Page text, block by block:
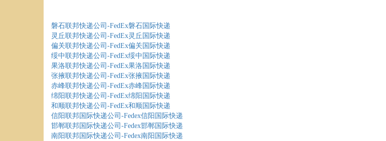
磐石联邦快递公司-FedEx磐石国际快递
灵丘联邦快递公司-FedEx灵丘国际快递
偏关联邦快递公司-FedEx偏关国际快递
绥中联邦快递公司-FedEx绥中国际快递
果洛联邦快递公司-FedEx果洛国际快递
张掖联邦快递公司-FedEx张掖国际快递
赤峰联邦快递公司-FedEx赤峰国际快递
绵阳联邦快递公司-FedEx绵阳国际快递
和顺联邦快递公司-FedEx和顺国际快递
信阳联邦国际快递公司-Fedex信阳国际快递
邯郸联邦国际快递公司-Fedex邯郸国际快递
南阳联邦国际快递公司-Fedex南阳国际快递